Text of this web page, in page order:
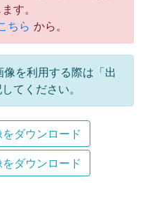
す。
ちら から。
を利用する際は「出
てください。
ダウンロード
ダウンロード